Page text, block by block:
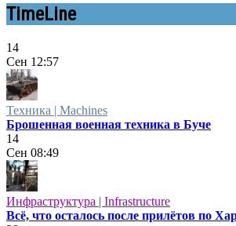
TimeLine
14
Сен 12:57
Техника | Machines
Брошенная военная техника в Буче
14
Сен 08:49
Инфраструктура | Infrastructure
Всё, что осталось после прилётов по